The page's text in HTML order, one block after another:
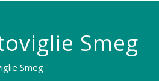
Smeg
Smeg